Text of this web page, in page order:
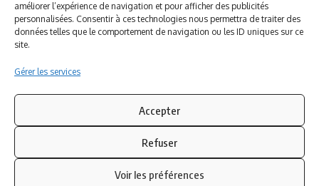
améliorer l’expérience de navigation et pour afficher des publicités
personnalisées. Consentir à ces technologies nous permettra de traiter des
données telles que le comportement de navigation ou les ID uniques sur ce
site.
Gérer les services
Accepter
Refuser
Voir les préférences
Suivez-nous